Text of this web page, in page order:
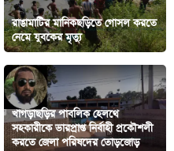
রাঙামাটির মানিকছড়িতে গোসল করতে
নেমে যুবকের মৃত্যু
খাগড়াছড়ির পাবলিক হেলথে
সহকারীকে ভারপ্রাপ্ত নির্বাহী প্রকৌশলী
করতে জেলা পরিষদের তোড়জোড়